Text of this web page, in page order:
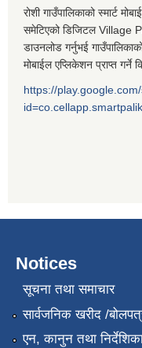
रोशी गाउँपालिकाको स्मार्ट
समेटिएको डिजिटल Village
डाउनलोड गर्नुभई
मोबाईल एप्लिकेशन प्राप्त
https://
Notices
सूचना तथा समाचार
सार्वजनिक खरीद /
एन, कानुन तथा